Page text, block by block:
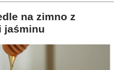
na zimno z
jaśminu